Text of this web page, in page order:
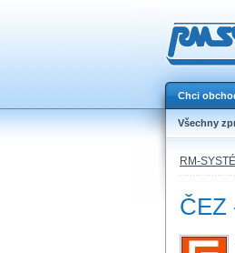
Chci
Všechny
RM-
ČEZ